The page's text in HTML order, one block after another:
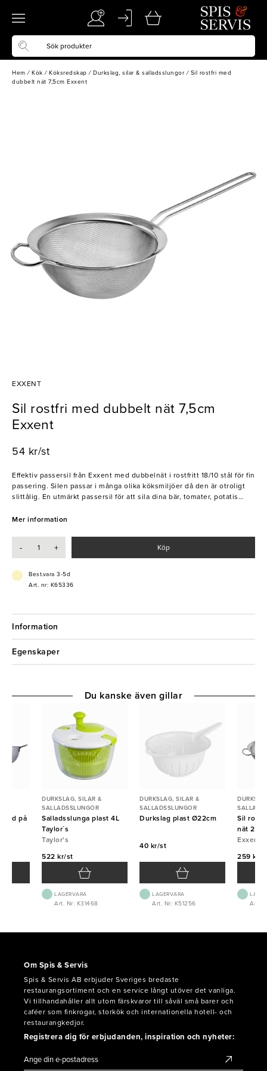
Hem / Kök / Köksredskap / Durkslag, silar & salladsslungor / Sil rostfri med
dubbelt nät 7,5cm Exxent
EXXENT
Sil rostfri med dubbelt nät 7,5cm
Exxent
54 kr/st
Effektiv passersil från Exxent med dubbelnät i rostfritt 18/10 stål för fin
passering. Silen passar i många olika köksmiljöer då den är otroligt
slittålig. En utmärkt passersil för att sila dina bär, tomater, potatis
- Dubbelnät
Mer information
- + Köp
Best.vara 3-5d
Art. nr: K65336
Information
Egenskaper
på
DURKSLAG, SILAR &
SALLADSSLUNGOR
Salladsslunga plast 4L
Taylor´s
Taylor's
522 kr/st
LAGERVARA
Art. Nr: K31468
DURKSLAG, SILAR &
SALLADSSLUNGOR
Durkslag plast Ø22cm
40 kr/st
LAGERVARA
Art. Nr: K51256
Sil
nät
Exxent
259 kr/
Art.
Du kanske även gillar
Om Spis & Servis
Spis & Servis AB erbjuder Sveriges bredaste
restaurangsortiment och en service långt utöver det vanliga.
Vi tillhandahåller allt utom färskvaror till såväl små barer och
caféer som finkrogar, storkök och internationella hotell- och
restaurangkedjor.
Registrera dig för erbjudanden, inspiration och nyheter: